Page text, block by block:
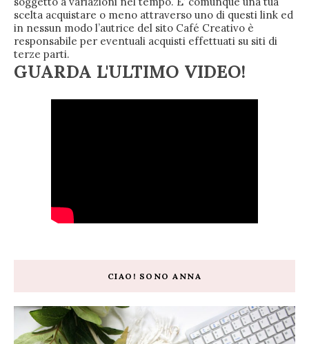
scelta acquistare o meno attraverso uno di questi link ed
in nessun modo l’autrice del sito Café Creativo è
responsabile per eventuali acquisti effettuati su siti di
terze parti.
GUARDA L'ULTIMO VIDEO!
CIAO! SONO ANNA